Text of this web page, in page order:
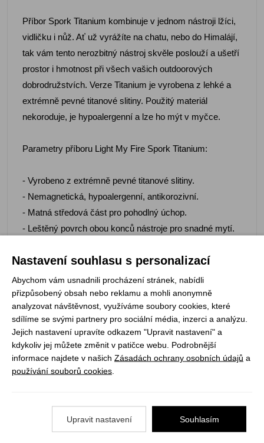
Příbor Spork Titanium kombinuje v jednom nástroji lžíci,
vidličku i nůž. Ať už vyrážíte na chatu, nebo do Himalájí,
tak vám tento nerozbitný nástroj skvěle poslouží a ušetří
prostor i hmotnost při všech vašich outdoorových
dobrodružstvích. Verze Titanium je vyrobena z lehké a
extrémně pevné titanové slitiny. Použitý materiál
nekoroduje, je hypoalergenní a lze ho mýt v myčce.
Parametry příboru Light My Fire Spork Titanium:
- Vyrobeno z extrémně pevné titanové slitiny.
- Nemagnetická, hypoalergenní, antikorozivní.
- Matná středová část pro pohodlný úchop.
- Leštěný povrch obou konců nástroje pro snadné mytí.
- Lze mýt v myčce.
Vyrobeno ve Švédsku.
Registrujte se k odběru newsletteru a už Vám
nic neunikne
Nastavení souhlasu s personalizací
Abychom vám usnadnili procházení stránek, nabídli
přizpůsobený obsah nebo reklamu a mohli anonymně
analyzovat návštěvnost, využíváme soubory cookies, které
sdílíme se svými partnery pro sociální média, inzerci a analýzu.
Jejich nastavení upravíte odkazem "Upravit nastavení" a
kdykoliv jej můžete změnit v patičce webu. Podrobnější
informace najdete v našich Zásadách ochrany osobních údajů a
používání souborů cookies
Upravit nastavení Souhlasím